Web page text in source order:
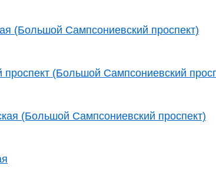
(Большой Сампсониевский проспект)
проспект (Большой Сампсониевский
(Большой Сампсониевский проспект)